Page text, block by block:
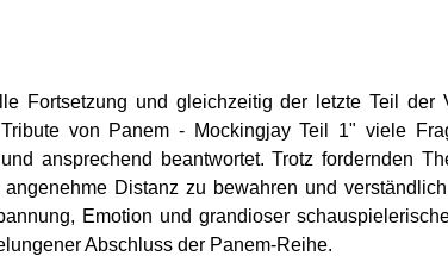
Fortsetzung und gleichzeitig der letzte Teil der
von Panem - Mockingjay Teil 1" viele
ansprechend beantwortet. Trotz fordernden
Distanz zu bewahren und
Emotion und grandioser
Abschluss der Panem-Reihe.